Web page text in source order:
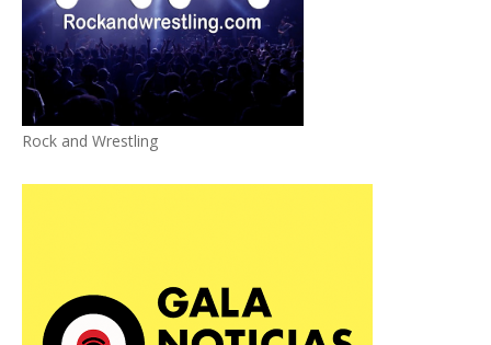
Rock and Wrestling